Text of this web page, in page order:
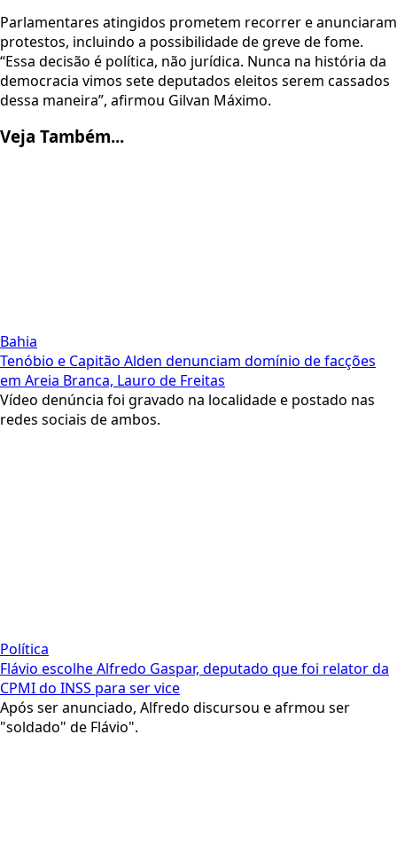
Parlamentares atingidos prometem recorrer e anunciaram
protestos, incluindo a possibilidade de greve de fome.
“Essa decisão é política, não jurídica. Nunca na história da
democracia vimos sete deputados eleitos serem cassados
dessa maneira”, afirmou Gilvan Máximo.
Veja Também...
Bahia
Tenóbio e Capitão Alden denunciam domínio de facções
em Areia Branca, Lauro de Freitas
Vídeo denúncia foi gravado na localidade e postado nas
redes sociais de ambos.
Política
Flávio escolhe Alfredo Gaspar, deputado que foi relator da
CPMI do INSS para ser vice
Após ser anunciado, Alfredo discursou e afrmou ser
"soldado" de Flávio".